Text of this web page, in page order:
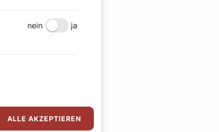
nein
ja
ALLE AKZEPTIEREN